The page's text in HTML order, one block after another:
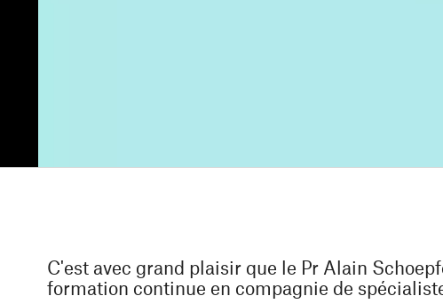
C'est avec grand plaisir que le Pr Alain
formation continue en compagnie de